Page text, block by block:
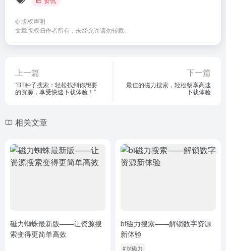
© 版权声明
文章版权归作者所有，未经允许请勿转载。
上一篇
“BT种子搜索：轻松找到你想要
的资源，享受快速下载体验！”
下一篇
最佳的磁力搜索，轻松畅享高速
下载体验
相关文章
磁力蜘蛛最新版——让资源搜
索变得更简单高效
bt磁力搜索——解锁数字资源
新体验
# bt磁力